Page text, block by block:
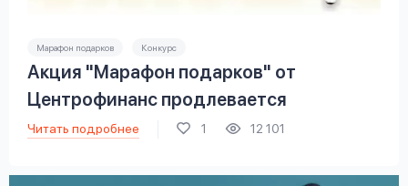
Марафон подарков Конкурс
Акция "Марафон подарков" от
Центрофинанс продлевается
Читать подробнее 1 12 101